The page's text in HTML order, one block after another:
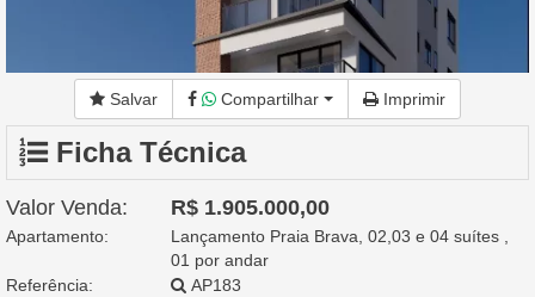
Salvar Compartilhar Imprimir
Ficha Técnica
Valor Venda: R$ 1.905.000,00
Apartamento:
Lançamento Praia Brava, 02,03 e 04 suítes ,
01 por andar
Referência:
AP183